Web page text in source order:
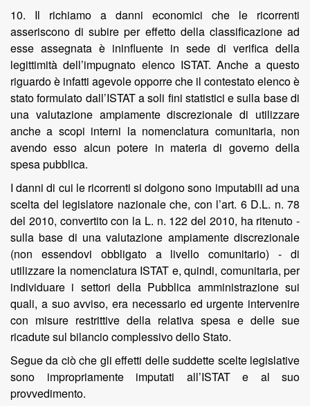
10. Il richiamo a danni economici che le ricorrenti
asseriscono di subire per effetto della classificazione ad
esse assegnata è ininfluente in sede di verifica della
legittimità dell’impugnato elenco ISTAT. Anche a questo
riguardo è infatti agevole opporre che il contestato elenco è
stato formulato dall’ISTAT a soli fini statistici e sulla base di
una valutazione ampiamente discrezionale di utilizzare
anche a scopi interni la nomenclatura comunitaria, non
avendo esso alcun potere in materia di governo della
spesa pubblica.
I danni di cui le ricorrenti si dolgono sono imputabili ad una
scelta del legislatore nazionale che, con l’art. 6 D.L. n. 78
del 2010, convertito con la L. n. 122 del 2010, ha ritenuto -
sulla base di una valutazione ampiamente discrezionale
(non essendovi obbligato a livello comunitario) - di
utilizzare la nomenclatura ISTAT e, quindi, comunitaria, per
individuare i settori della Pubblica amministrazione sui
quali, a suo avviso, era necessario ed urgente intervenire
con misure restrittive della relativa spesa e delle sue
ricadute sul bilancio complessivo dello Stato.
Segue da ciò che gli effetti delle suddette scelte legislative
sono impropriamente imputati all’ISTAT e al suo
provvedimento.